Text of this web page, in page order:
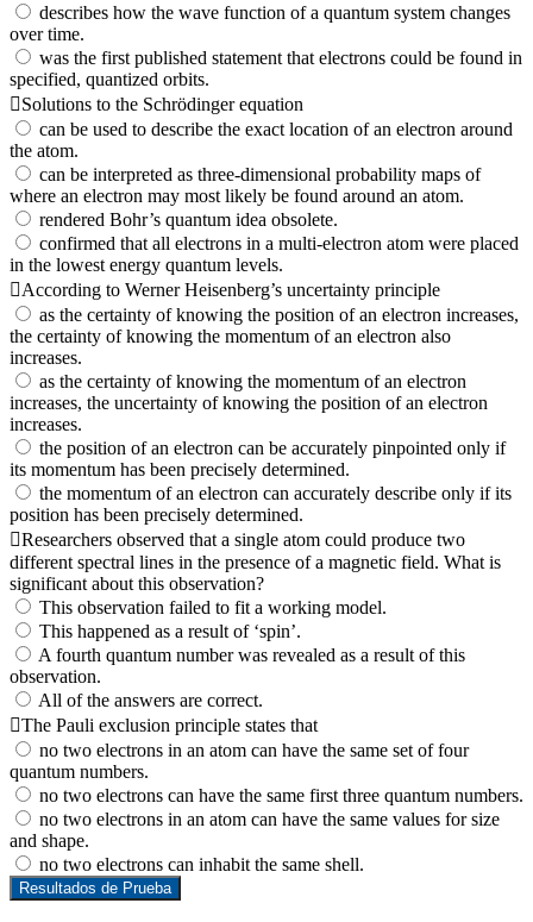
describes how the wave function of a quantum system changes
over time.
was the first published statement that electrons could be found in
specified, quantized orbits.
Solutions to the Schrödinger equation
can be used to describe the exact location of an electron around
the atom.
can be interpreted as three-dimensional probability maps of
where an electron may most likely be found around an atom.
rendered Bohr’s quantum idea obsolete.
confirmed that all electrons in a multi-electron atom were placed
in the lowest energy quantum levels.
According to Werner Heisenberg’s uncertainty principle
as the certainty of knowing the position of an electron increases,
the certainty of knowing the momentum of an electron also
increases.
as the certainty of knowing the momentum of an electron
increases, the uncertainty of knowing the position of an electron
increases.
the position of an electron can be accurately pinpointed only if
its momentum has been precisely determined.
the momentum of an electron can accurately describe only if its
position has been precisely determined.
Researchers observed that a single atom could produce two
different spectral lines in the presence of a magnetic field. What is
significant about this observation?
This observation failed to fit a working model.
This happened as a result of ‘spin’.
A fourth quantum number was revealed as a result of this
observation.
All of the answers are correct.
The Pauli exclusion principle states that
no two electrons in an atom can have the same set of four
quantum numbers.
no two electrons can have the same first three quantum numbers.
no two electrons in an atom can have the same values for size
and shape.
no two electrons can inhabit the same shell.
Resultados de Prueba